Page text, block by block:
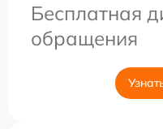
Бесплатная
обращения